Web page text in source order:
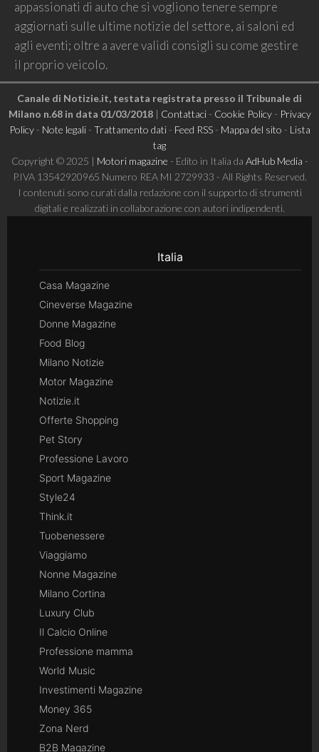
appassionati di auto che si vogliono tenere sempre
aggiornati sulle ultime notizie del settore, ai saloni ed
agli eventi; oltre a avere validi consigli su come gestire
il proprio veicolo.
Canale di Notizie.it, testata registrata presso il Tribunale di
Milano n.68 in data 01/03/2018| Contattaci- Cookie Policy- Privacy
Policy- Note legali- Trattamento dati- Feed RSS- Mappa del sito - Lista
tag
Copyright © 2025 | Motori magazine - Edito in Italia da AdHub Media -
P.IVA 13542920965 Numero REA MI 2729933 - All Rights Reserved.
I contenuti sono curati dalla redazione con il supporto di strumenti
digitali e realizzati in collaborazione con autori indipendenti.
Italia
Casa Magazine
Cineverse Magazine
Donne Magazine
Food Blog
Milano Notizie
Motor Magazine
Notizie.it
Offerte Shopping
Pet Story
Professione Lavoro
Sport Magazine
Style24
Think.it
Tuobenessere
Viaggiamo
Nonne Magazine
Milano Cortina
Luxury Club
Il Calcio Online
Professione mamma
World Music
Investimenti Magazine
Money 365
Zona Nerd
B2B Magazine